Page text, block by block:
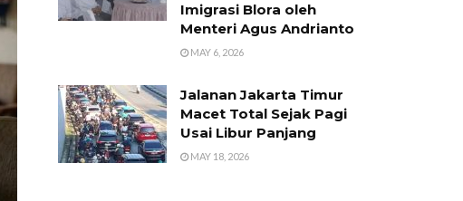
Imigrasi Blora oleh
Menteri Agus Andrianto
MAY 6, 2026
Jalanan Jakarta Timur
Macet Total Sejak Pagi
Usai Libur Panjang
MAY 18, 2026